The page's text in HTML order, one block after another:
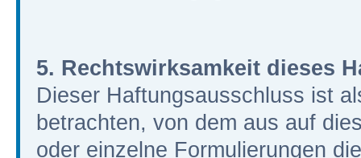
5. Rechtswirksamkeit dieses
Dieser Haftungsausschluss ist
betrachten, von dem aus auf
oder einzelne Formulierungen